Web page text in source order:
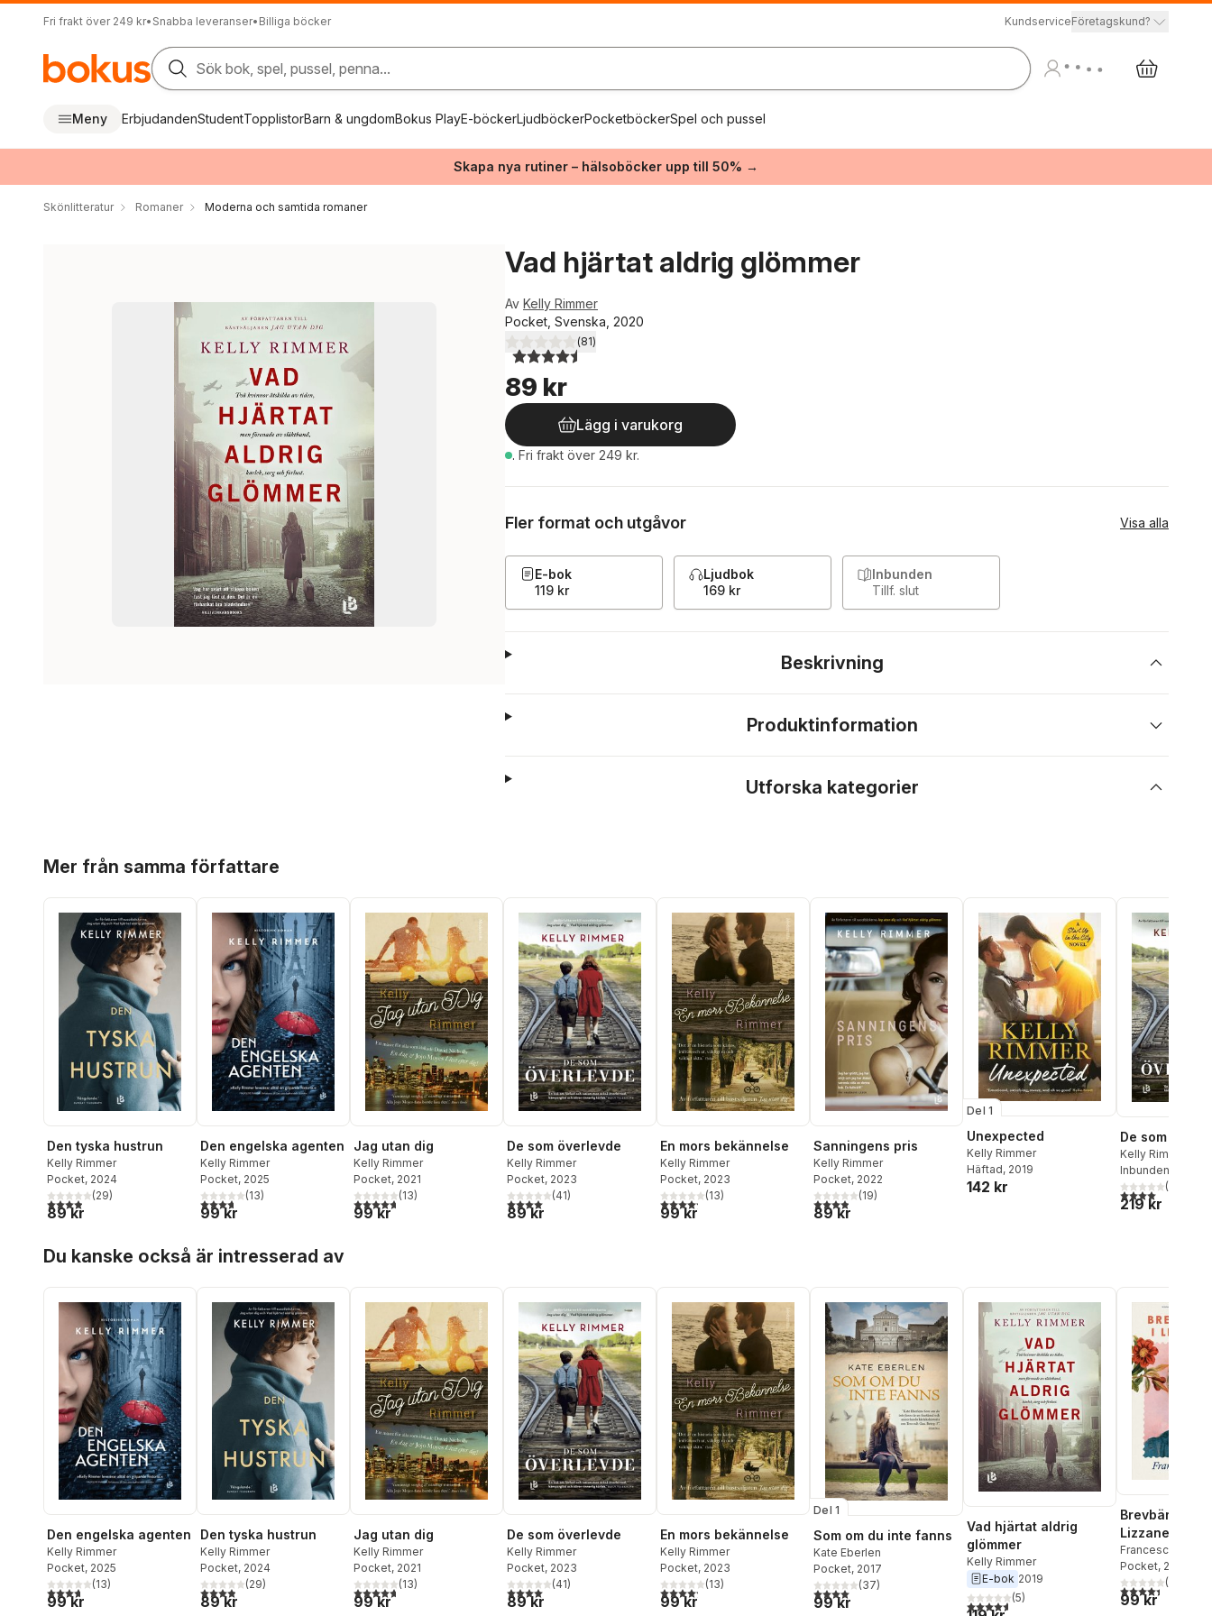
Fri frakt över 249 kr• Snabba leveranser• Billiga böcker KundserviceFöretagskund?
Sök bok, spel, pussel, penna...
Meny ErbjudandenStudentTopplistorBarn & ungdomBokus PlayE-böckerLjudböckerPocketböckerSpel och pussel
Skapa nya rutiner – hälsoböcker upp till 50% →
Skönlitteratur Romaner Moderna och samtida romaner
Vad hjärtat aldrig glömmer
Av Kelly Rimmer
Pocket, Svenska, 2020
4,5utav 5 stjärnor. Totalt antal röster:
(81)
89 kr
Lägg i varukorg
. Fri frakt över 249 kr.
Fler format och utgåvor Visa alla
E-bok
119 kr
Ljudbok
169 kr
Inbunden
Tillf. slut
Beskrivning
Produktinformation
Utforska kategorier
Mer från samma författare
Den tyska hustrun
Kelly Rimmer
Pocket, 2024
3,9utav 5 stjärnor. Totalt antal röster:
(29)
89 kr
Den engelska agenten
Kelly Rimmer
Pocket, 2025
3,7utav 5 stjärnor. Totalt antal röster:
(13)
99 kr
Jag utan dig
Kelly Rimmer
Pocket, 2021
4,7utav 5 stjärnor. Totalt antal röster:
(13)
99 kr
De som överlevde
Kelly Rimmer
Pocket, 2023
4,0utav 5 stjärnor. Totalt antal röster:
(41)
89 kr
En mors bekännelse
Kelly Rimmer
Pocket, 2023
4,2utav 5 stjärnor. Totalt antal röster:
(13)
99 kr
Sanningens pris
Kelly Rimmer
Pocket, 2022
3,9utav 5 stjärnor. Totalt antal röster:
(19)
89 kr
Del 1
Unexpected
Kelly Rimmer
Häftad, 2019
142 kr
De som
Kelly Rimmer
Inbunden
4,0utav 5(
219 kr
Du kanske också är intresserad av
Den engelska agenten
Kelly Rimmer
Pocket, 2025
3,7utav 5 stjärnor. Totalt antal röster:
(13)
99 kr
Den tyska hustrun
Kelly Rimmer
Pocket, 2024
3,9utav 5 stjärnor. Totalt antal röster:
(29)
89 kr
Jag utan dig
Kelly Rimmer
Pocket, 2021
4,7utav 5 stjärnor. Totalt antal röster:
(13)
99 kr
De som överlevde
Kelly Rimmer
Pocket, 2023
4,0utav 5 stjärnor. Totalt antal röster:
(41)
89 kr
En mors bekännelse
Kelly Rimmer
Pocket, 2023
4,2utav 5 stjärnor. Totalt antal röster:
(13)
99 kr
Del 1
Som om du inte fanns
Kate Eberlen
Pocket, 2017
4,0utav 5 stjärnor. Totalt antal röster:
(37)
99 kr
Vad hjärtat aldrig
glömmer
Kelly Rimmer
E-bok 2019
4,6utav 5 stjärnor. Totalt antal röster:
(5)
Brevbäraren i
Lizzanello
Francesca
Pocket, 2026
4,4utav 5(
99 kr